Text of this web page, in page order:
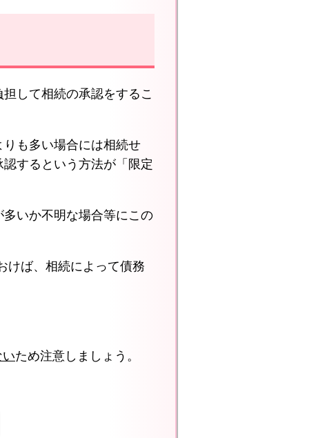
して相続の承認をするこ
も多い場合には相続せ
するという方法が「限定
いか不明な場合等にこの
けば、相続によって債務
ため注意しましょう。